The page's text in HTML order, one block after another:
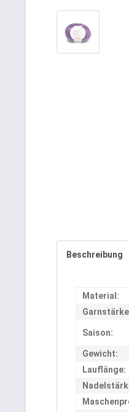
Beschreibung
Material:
Saison:
Gewicht:
Lauflänge: